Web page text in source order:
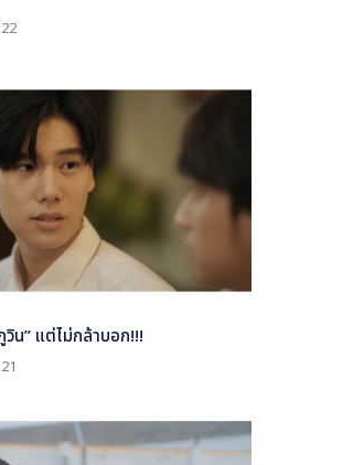
น” แต่ไม่กล้าบอก!!!